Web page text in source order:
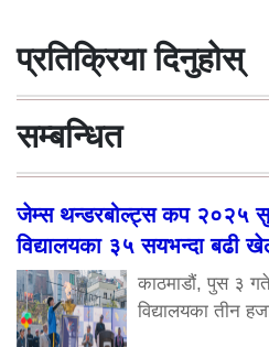
प्रतिक्रिया दिनुहोस्
सम्बन्धित
जेम्स थन्डरबोल्ट्स कप २०२५
विद्यालयका ३५ सयभन्दा बढी
काठमाडौं, पुस ३
विद्यालयका तीन